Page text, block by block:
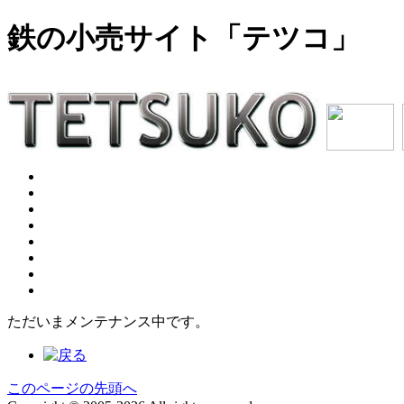
鉄の小売サイト「テツコ」
ただいまメンテナンス中です。
このページの先頭へ